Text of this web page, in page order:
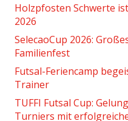
Holzpfosten Schwerte
2026
SelecaoCup 2026:
Familienfest
Futsal-Feriencamp
Trainer
TUFFI Futsal Cup:
Turniers mit